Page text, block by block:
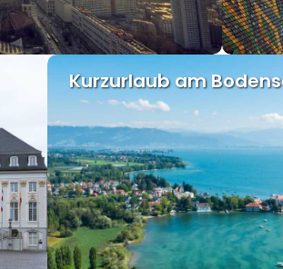
Kurzurlaub am